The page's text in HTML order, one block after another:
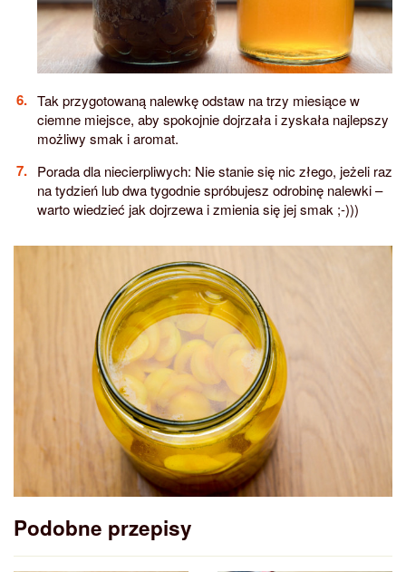
Tak przygotowaną nalewkę odstaw na trzy miesiące w
ciemne miejsce, aby spokojnie dojrzała i zyskała najlepszy
możliwy smak i aromat.
Porada dla niecierpliwych: Nie stanie się nic złego, jeżeli raz
na tydzień lub dwa tygodnie spróbujesz odrobinę nalewki –
warto wiedzieć jak dojrzewa i zmienia się jej smak ;-)))
Podobne przepisy